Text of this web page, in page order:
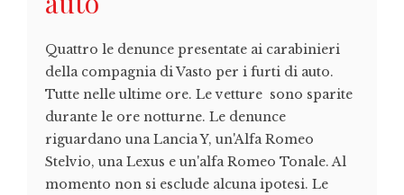
Quattro le denunce presentate ai carabinieri
della compagnia di Vasto per i furti di auto.
Tutte nelle ultime ore. Le vetture sono sparite
durante le ore notturne. Le denunce
riguardano una Lancia Y, un'Alfa Romeo
Stelvio, una Lexus e un'alfa Romeo Tonale. Al
momento non si esclude alcuna ipotesi. Le